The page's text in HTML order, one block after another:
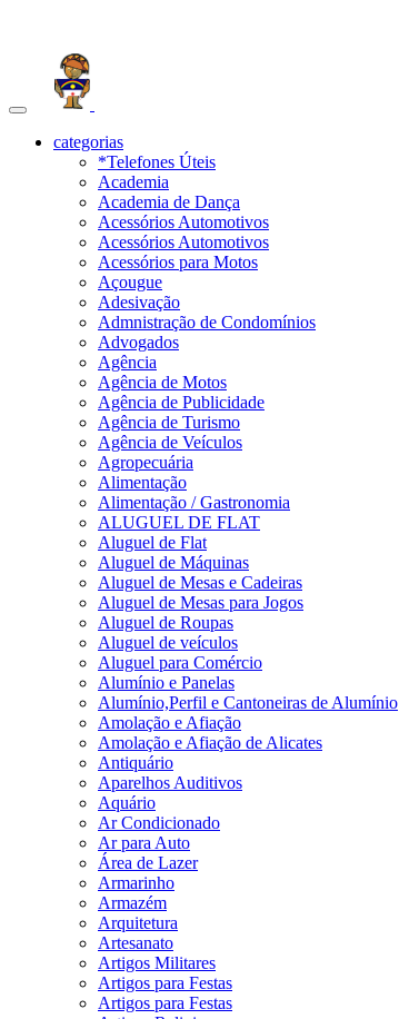
Toggle
navigationcategorias
*Telefones Úteis
Academia
Academia de Dança
Acessórios Automotivos
Acessórios Automotivos
Acessórios para Motos
Açougue
Adesivação
Admnistração de Condomínios
Advogados
Agência
Agência de Motos
Agência de Publicidade
Agência de Turismo
Agência de Veículos
Agropecuária
Alimentação
Alimentação / Gastronomia
ALUGUEL DE FLAT
Aluguel de Flat
Aluguel de Máquinas
Aluguel de Mesas e Cadeiras
Aluguel de Mesas para Jogos
Aluguel de Roupas
Aluguel de veículos
Aluguel para Comércio
Alumínio e Panelas
Alumínio,Perfil e Cantoneiras de Alumínio
Amolação e Afiação
Amolação e Afiação de Alicates
Antiquário
Aparelhos Auditivos
Aquário
Ar Condicionado
Ar para Auto
Área de Lazer
Armarinho
Armazém
Arquitetura
Artesanato
Artigos Militares
Artigos para Festas
Artigos para Festas